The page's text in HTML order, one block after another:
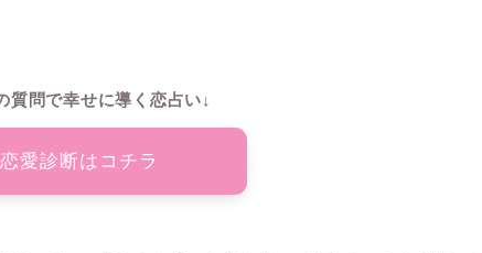
質問で幸せに導く恋占い↓
恋愛診断はコチラ